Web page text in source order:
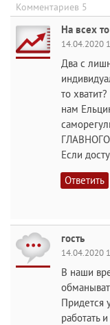
Комментариев 5
На всех
14.04.2020
Два с
то хватит?
нам
Если
Ответить
гость
14.04.2020
В наши
Придется
работать